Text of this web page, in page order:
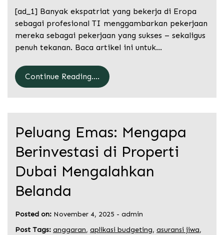
[ad_1] Banyak ekspatriat yang bekerja di Eropa
sebagai profesional TI menggambarkan pekerjaan
mereka sebagai pekerjaan yang sukses – sekaligus
penuh tekanan. Baca artikel ini untuk…
Continue Reading....
Peluang Emas: Mengapa
Berinvestasi di Properti
Dubai Mengalahkan
Belanda
Posted on: November 4, 2025 - admin
Post Tags: anggaran, aplikasi budgeting, asuransi jiwa,